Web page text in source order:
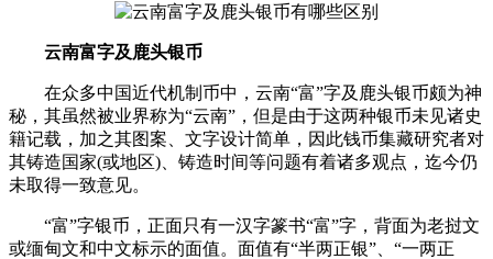
云南富字及鹿头银币
在众多中国近代机制币中，云南“富”字及鹿头银币颇为神
秘，其虽然被业界称为“云南”，但是由于这两种银币未见诸史
籍记载，加之其图案、文字设计简单，因此钱币集藏研究者对
其铸造国家(或地区)、铸造时间等问题有着诸多观点，迄今仍
未取得一致意见。
“富”字银币，正面只有一汉字篆书“富”字，背面为老挝文
或缅甸文和中文标示的面值。面值有“半两正银”、“一两正